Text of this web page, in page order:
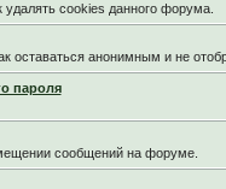
cookies данного форума.
оставаться анонимным и не
пароля
сообщений на форуме.